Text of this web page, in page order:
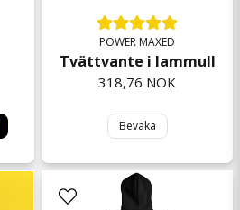
ren och skinande
POWER MAXED
Tvättvante i lammull
318,76 NOK
Bevaka